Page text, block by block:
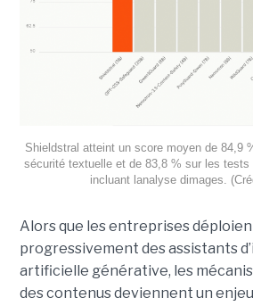
Shieldstral atteint un score moyen de 84,9
sécurité textuelle et de 83,8 % sur les tests
incluant lanalyse dimages.
Alors que les entreprises
progressivement des assistants
artificielle générative, les
des contenus deviennent un